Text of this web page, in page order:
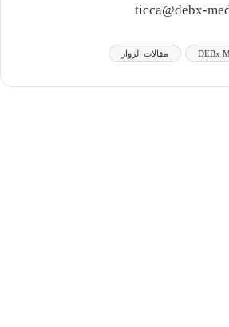
DEBx مقالات الزوار